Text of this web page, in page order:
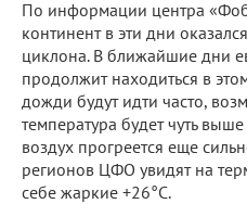
По информации центра
континент в эти дни
циклона. В ближайшие дни
продолжит находиться в
дожди будут идти часто,
температура будет чуть
воздух прогреется еще
регионов ЦФО увидят на
себе жаркие +26°С.